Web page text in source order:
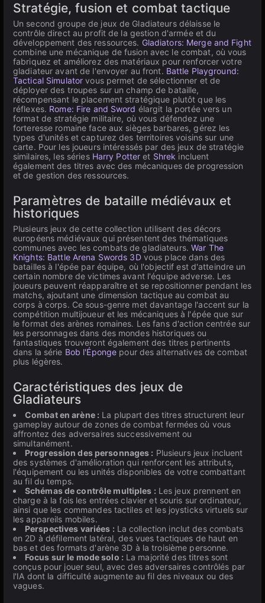
Stratégie, fusion et combat tactique
Un second groupe de jeux de Gladiateurs délaisse le
contrôle direct au profit de la gestion d'armée et du
développement des ressources. Gladiators: Merge and Fight
combine une mécanique de fusion avec le combat, où vous
fabriquez et améliorez des matériaux pour renforcer votre
gladiateur avant de l'envoyer au front. Battle Playground:
Tactical Simulator vous permet de sélectionner et de
déployer des troupes sur un champ de bataille,
récompensant le placement stratégique plutôt que les
réflexes. Rome: Fire and Sword élargit la portée vers un
format de stratégie militaire, où vous défendez une
forteresse romaine face aux sièges barbares, gérez les
types d'unités et capturez des territoires voisins sur une
carte. Pour les joueurs intéressés par des jeux de stratégie
similaires, les séries Harry Potter et Shrek incluent
également des titres avec des mécaniques de progression
et de gestion des ressources.
Paramètres de bataille médiévaux et
historiques
Plusieurs jeux de cette collection utilisent des décors
européens médiévaux qui présentent des thématiques
communes avec les combats de gladiateurs.War The
Knights: Battle Arena Swords 3Dvous place dans des
batailles à l'épée par équipe, où l'objectif est d'atteindre un
certain nombre de victimes avant l'équipe adverse. Les
joueurs peuvent réapparaître et se repositionner pendant les
matchs, ajoutant une dimension tactique au combat au
corps à corps. Ce sous-genre met davantage l'accent sur la
compétition multijoueur et les mécaniques à l'épée que sur
le format des arènes romaines. Les fans d'action centrée sur
les personnages dans des mondes historiques ou
fantastiques trouveront également des titres pertinents
dans la série Bob l'Éponge pour des alternatives de combat
plus légères.
Caractéristiques des jeux de
Gladiateurs
Combat en arène : La plupart des titres structurent leur
gameplay autour de zones de combat fermées où vous
affrontez des adversaires successivement ou
simultanément.
Progression des personnages : Plusieurs jeux incluent
des systèmes d'amélioration qui renforcent les attributs,
l'équipement ou les unités disponibles de votre combattant
au fil du temps.
Schémas de contrôle multiples : Les jeux prennent en
charge à la fois les entrées clavier et souris sur ordinateur,
ainsi que les commandes tactiles et les joysticks virtuels sur
les appareils mobiles.
Perspectives variées : La collection inclut des combats
en 2D à défilement latéral, des vues tactiques de haut en
bas et des formats d'arène 3D à la troisième personne.
Focus sur le mode solo : La majorité des titres sont
conçus pour jouer seul, avec des adversaires contrôlés par
l'IA dont la difficulté augmente au fil des niveaux ou des
vagues.